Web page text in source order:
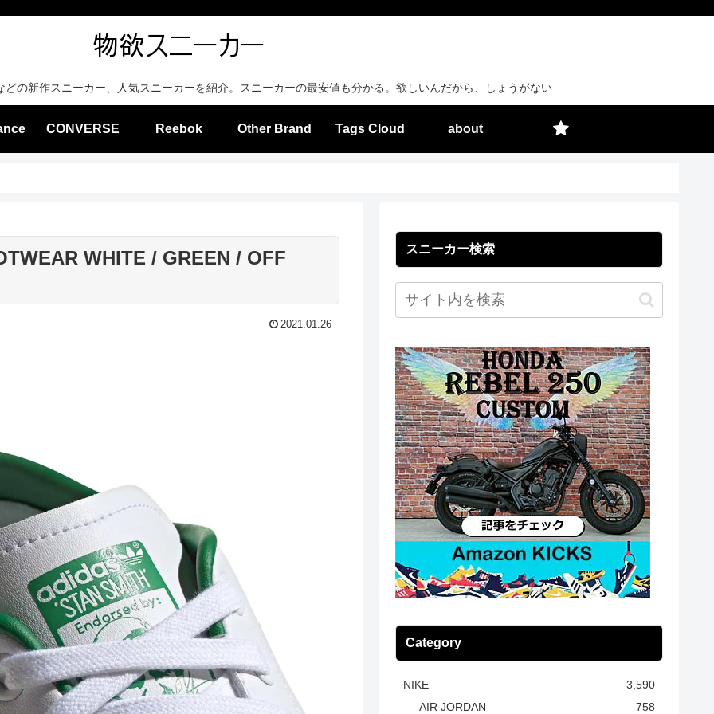
の新作スニーカー、人気スニーカーを紹介。スニーカーの最安値も分かる。欲しいんだから、しょうがない
CONVERSE Reebok Other Brand Tags Cloud about
WHITE / GREEN / OFF
2021.01.26
スニーカー検索
Category
NIKE
3,590
AIR JORDAN
758